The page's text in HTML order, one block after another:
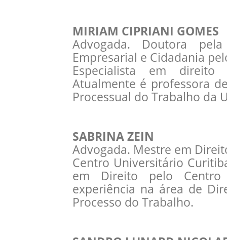
MIRIAM CIPRIANI GOMES
Advogada. Doutora
Empresarial e Cidadania
Especialista em direito
Atualmente é professora
Processual do Trabalho da
SABRINA ZEIN
Advogada. Mestre em
Centro Universitário
em Direito pelo Centro
experiência na área de
Processo do Trabalho.